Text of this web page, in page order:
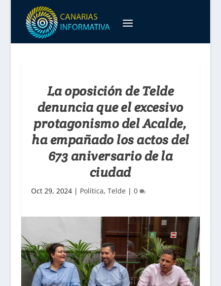
La oposición de Telde
denuncia que el excesivo
protagonismo del Acalde,
ha empañado los actos del
673 aniversario de la
ciudad
Oct 29, 2024| Política, Telde | 0